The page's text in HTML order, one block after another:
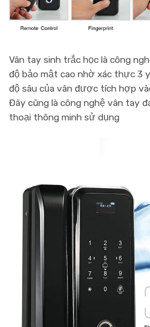
Vân tay sinh trắc học là công
độ bảo mật cao nhờ xác thực 3
độ sâu của vân được tích hợp
Đây cũng là công nghệ vân tay
thoại thông minh sử dụng